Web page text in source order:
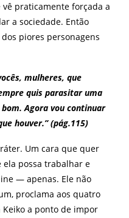
vê praticamente forçada a
a sociedade. Então
piores personagens
mulheres, que
quis parasitar uma
Agora vou continuar
houver.” (pág.115)
Um cara que quer
possa trabalhar e
— apenas. Ele não
proclama aos quatro
a ponto de impor